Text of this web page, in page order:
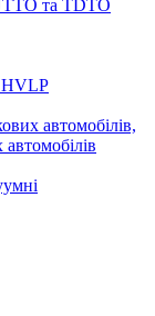
та TDTO
HVLP
автомобілів,